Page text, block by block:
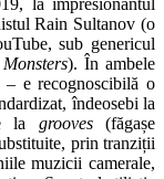
Rain Sultanov (o
sub genericul
). În ambele
e recognoscibilă o
îndeosebi la
la grooves(făgașe
prin tranziții
muzicii camerale,